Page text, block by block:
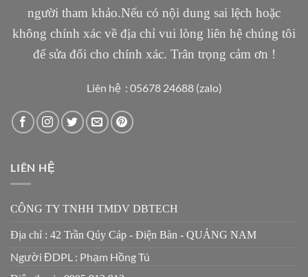
người tham khảo.Nếu có nội dung sai lệch hoặc
không chính xác về địa chỉ vui lòng liên hệ chúng tôi
để sửa đổi cho chính xác. Trân trọng cảm ơn !
Liên hệ : 05678 24688 (zalo)
LIÊN HỆ
CÔNG TY TNHH TMDV DBTECH
Địa chỉ : 42 Trần Qúy Cáp - Điện Bàn - QUẢNG NAM
Người ĐDPL : Phạm Hồng Tú